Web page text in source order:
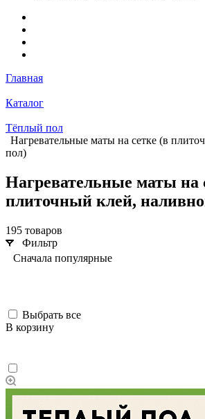
Главная
Каталог
Тёплый пол
Нагревательные маты на сетке (в
пол)
Нагревательные маты на
плиточный клей,
195 товаров
Фильтр
Сначала популярные
Выбрать все
В корзину